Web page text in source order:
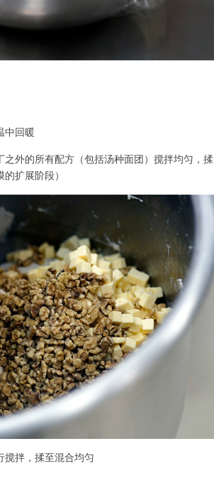
中回暖
之外的所有配方（包括汤种面团）搅拌均匀，揉
扩展阶段）
搅拌，揉至混合均匀